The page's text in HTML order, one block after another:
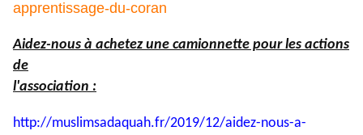
apprentissage-du-coran
Aidez-nous à achetez une camionnette pour les actions
de
l'association :
http://muslimsadaquah.fr/2019/12/aidez-nous-a-